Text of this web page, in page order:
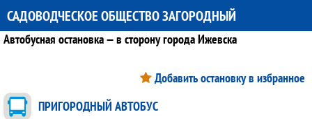
САДОВОДЧЕСКОЕ ОБЩЕСТВО ЗАГОРОДНЫЙ
Автобусная остановка — в сторону города Ижевска
Добавить остановку в избранное
ПРИГОРОДНЫЙ АВТОБУС